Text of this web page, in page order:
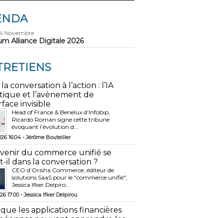
Novembre
Alliance Digitale 2026
conversation à l’action : l’IA
et l’avènement de
invisible
Head of France & Benelux d’Infobip,
Ricardo Roman signe cette tribune
évoquant l’évolution d...
16:04 -Jérôme Bouteiller
du commerce unifié se
il dans la conversation ?
CEO d’Orisha Commerce, éditeur de
solutions SaaS pour le "commerce unifié",
Jessica Ifker Delpiro...
17:00 -Jessica Ifker Delpirou
que les applications financières